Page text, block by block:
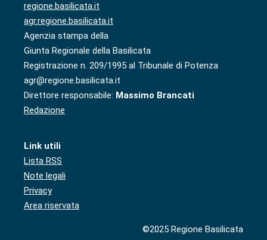
regione.basilicata.it
agr.regione.basilicata.it
Agenzia stampa della
Giunta Regionale della Basilicata
Registrazione n. 209/1995 al Tribunale di Potenza
agr@regione.basilicata.it
Direttore responsabile: Massimo Brancati
Redazione
Link utili
Lista RSS
Note legali
Privacy
Area riservata
©2025 Regione Basilicata